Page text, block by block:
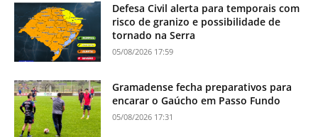
Defesa Civil alerta para temporais com
risco de granizo e possibilidade de
tornado na Serra
05/08/2026 17:59
Gramadense fecha preparativos para
encarar o Gaúcho em Passo Fundo
05/08/2026 17:31